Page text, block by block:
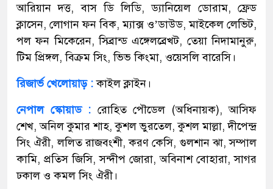
আরিয়ান দত্ত, বাস ডি লিডি, ড্যানিয়েল ডোরাম, ফ্রেড
ক্লাসেন, লোগান ফন বিক, ম্যাক্স ও’ডাউড, মাইকেল লেভিট,
পল ফন মিকেরেন, সিব্রান্ড এঙ্গেলব্রেখট, তেয়া নিদামানুরু,
টিম প্রিঙ্গল, বিক্রম সিং, ভিভ কিংমা, ওয়েসলি বারেসি।
রিজার্ভ খেলোয়াড় : কাইল ক্লাইন।
নেপাল স্কোয়াড : রোহিত পৌডেল (অধিনায়ক), আসিফ
শেখ, অনিল কুমার শাহ, কুশল ভুরতেল, কুশল মাল্লা, দীপেন্দ্র
সিং ঐরী, ললিত রাজবংশী, করণ কেসি, গুলশান ঝা, সম্পাল
কামি, প্রতিস জিসি, সন্দীপ জোরা, অবিনাশ বোহারা, সাগর
ঢকাল ও কমল সিং ঐরী।